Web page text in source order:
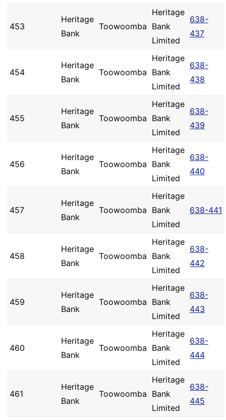
453
Heritage
Bank
Toowoomba
Heritage
Bank
Limited
638-
437
454
Heritage
Bank
Toowoomba
Heritage
Bank
Limited
638-
438
455
Heritage
Bank
Toowoomba
Heritage
Bank
Limited
638-
439
456
Heritage
Bank
Toowoomba
Heritage
Bank
Limited
638-
440
457
Heritage
Bank
Toowoomba
Heritage
Bank
Limited
638-441
458
Heritage
Bank
Toowoomba
Heritage
Bank
Limited
638-
442
459
Heritage
Bank
Toowoomba
Heritage
Bank
Limited
638-
443
460
Heritage
Bank
Toowoomba
Heritage
Bank
Limited
638-
444
461
Heritage
Bank
Toowoomba
Heritage
Bank
Limited
638-
445